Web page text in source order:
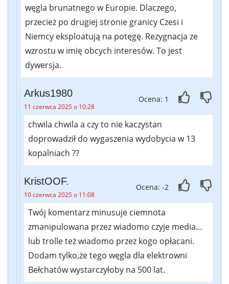
węgla brunatnego w Europie. Dlaczego,
przecież po drugiej stronie granicy Czesi i
Niemcy eksploatują na potęgę. Rezygnacja ze
wzrostu w imię obcych interesów. To jest
dywersja.
Arkus1980
11 czerwca 2025 o 10:28
Ocena: 1
chwila chwila a czy to nie kaczystan
doprowadził do wygaszenia wydobycia w 13
kopalniach ??
KristOOF.
10 czerwca 2025 o 11:08
Ocena: -2
Twój komentarz minusuje ciemnota
zmanipulowana przez wiadomo czyje media…
lub trolle też wiadomo przez kogo opłacani.
Dodam tylko,że tego węgla dla elektrowni
Bełchatów wystarczyłoby na 500 lat.